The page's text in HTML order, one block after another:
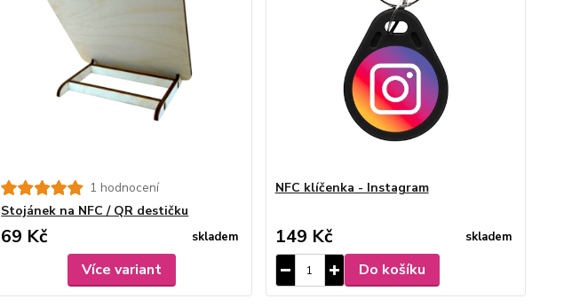
1 hodnocení
Stojánek na NFC / QR destičku
69 Kč skladem
Více variant
NFC klíčenka - Instagram
149 Kč skladem
Do košíku